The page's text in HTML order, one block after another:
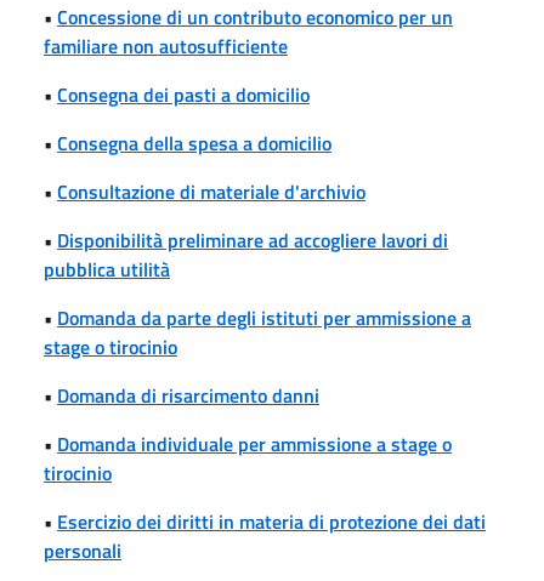
• Concessione di un contributo economico per un
familiare non autosufficiente
• Consegna dei pasti a domicilio
• Consegna della spesa a domicilio
• Consultazione di materiale d'archivio
• Disponibilità preliminare ad accogliere lavori di
pubblica utilità
• Domanda da parte degli istituti per ammissione a
stage o tirocinio
• Domanda di risarcimento danni
• Domanda individuale per ammissione a stage o
tirocinio
• Esercizio dei diritti in materia di protezione dei dati
personali